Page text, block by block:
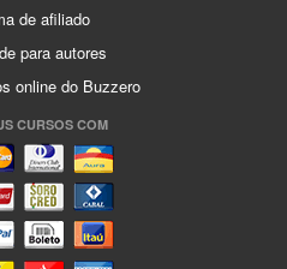
de afiliado
para autores
online do Buzzero
CURSOS COM